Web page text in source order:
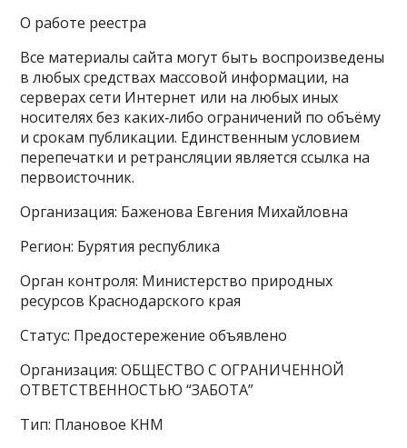
О работе реестра
Все материалы сайта могут быть воспроизведены
в любых средствах массовой информации, на
серверах сети Интернет или на любых иных
носителях без каких‑либо ограничений по объёму
и срокам публикации. Единственным условием
перепечатки и ретрансляции является ссылка на
первоисточник.
Организация: Баженова Евгения Михайловна
Регион: Бурятия республика
Орган контроля: Министерство природных
ресурсов Краснодарского края
Статус: Предостережение объявлено
Организация: ОБЩЕСТВО С ОГРАНИЧЕННОЙ
ОТВЕТСТВЕННОСТЬЮ “ЗАБОТА”
Тип: Плановое КНМ